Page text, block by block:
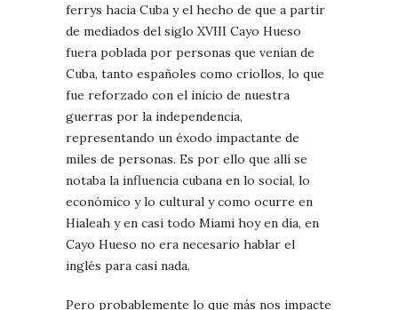
ferrys hacia Cuba y el hecho de que a partir
de mediados del siglo XVIII Cayo Hueso
fuera poblada por personas que venían de
Cuba, tanto españoles como criollos, lo que
fue reforzado con el inicio de nuestra
guerras por la independencia,
representando un éxodo impactante de
miles de personas. Es por ello que allí se
notaba la influencia cubana en lo social, lo
económico y lo cultural y como ocurre en
Hialeah y en casi todo Miami hoy en día, en
Cayo Hueso no era necesario hablar el
inglés para casi nada.
Pero probablemente lo que más nos impacte